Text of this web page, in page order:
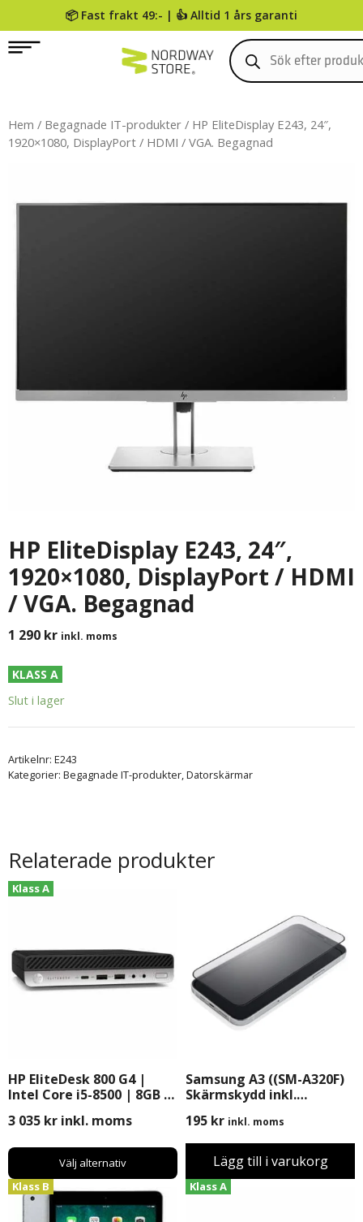
📦 Fast frakt 49:- | 👍 Alltid 1 års garanti
0
Hem / Begagnade IT-produkter / HP EliteDisplay E243, 24″,
1920×1080, DisplayPort / HDMI / VGA. Begagnad
HP EliteDisplay E243, 24″,
1920×1080, DisplayPort / HDMI
/ VGA. Begagnad
1 290 kr inkl. moms
KLASS A
Slut i lager
Artikelnr: E243
Kategorier: Begagnade IT-produkter,Datorskärmar
Relaterade produkter
HP EliteDesk 800 G4 |
Intel Core i5-8500 | 8GB |
Pro
Klass A
3 035 kr inkl. moms
Välj alternativ
Samsung A3 ((SM-A320F)
Skärmskydd inkl.
195 kr inkl. moms
Lägg till i varukorg
Klass B Klass A